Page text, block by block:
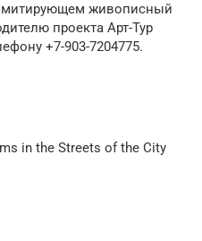
живописный
проекта Арт-Тур
+7-903-7204775.
in the Streets of the City